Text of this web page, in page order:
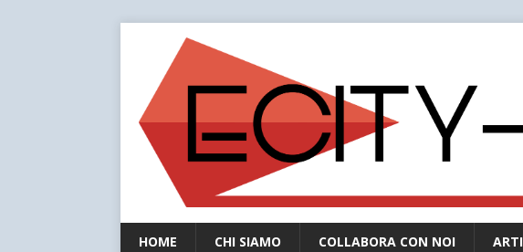
HOME CHI SIAMO COLLABORA CON NOI